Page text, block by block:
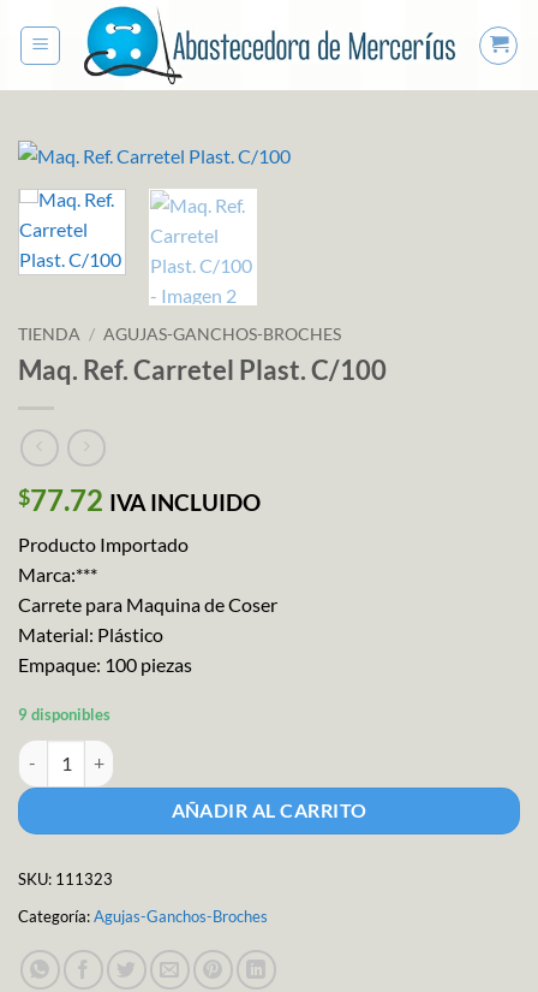
TIENDA / AGUJAS-GANCHOS-BROCHES
Maq. Ref. Carretel Plast. C/100
$77.72 IVA INCLUIDO
Producto Importado
Marca:***
Carrete para Maquina de Coser
Material: Plástico
Empaque: 100 piezas
9 disponibles
Maq. Ref. Carretel Plast. C/100 cantidad
AÑADIR AL CARRITO
SKU: 111323
Categoría:Agujas-Ganchos-Broches